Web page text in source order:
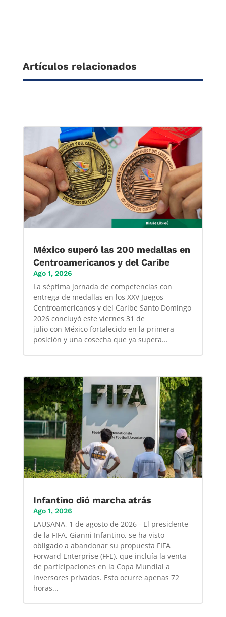
Artículos relacionados
México superó las 200 medallas en
Centroamericanos y del Caribe
Ago 1, 2026
La séptima jornada de competencias con
entrega de medallas en los XXV Juegos
Centroamericanos y del Caribe Santo Domingo
2026 concluyó este viernes 31 de
julio con México fortalecido en la primera
posición y una cosecha que ya supera...
Infantino dió marcha atrás
Ago 1, 2026
LAUSANA, 1 de agosto de 2026 - El presidente
de la FIFA, Gianni Infantino, se ha visto
obligado a abandonar su propuesta FIFA
Forward Enterprise (FFE), que incluía la venta
de participaciones en la Copa Mundial a
inversores privados. Esto ocurre apenas 72
horas...